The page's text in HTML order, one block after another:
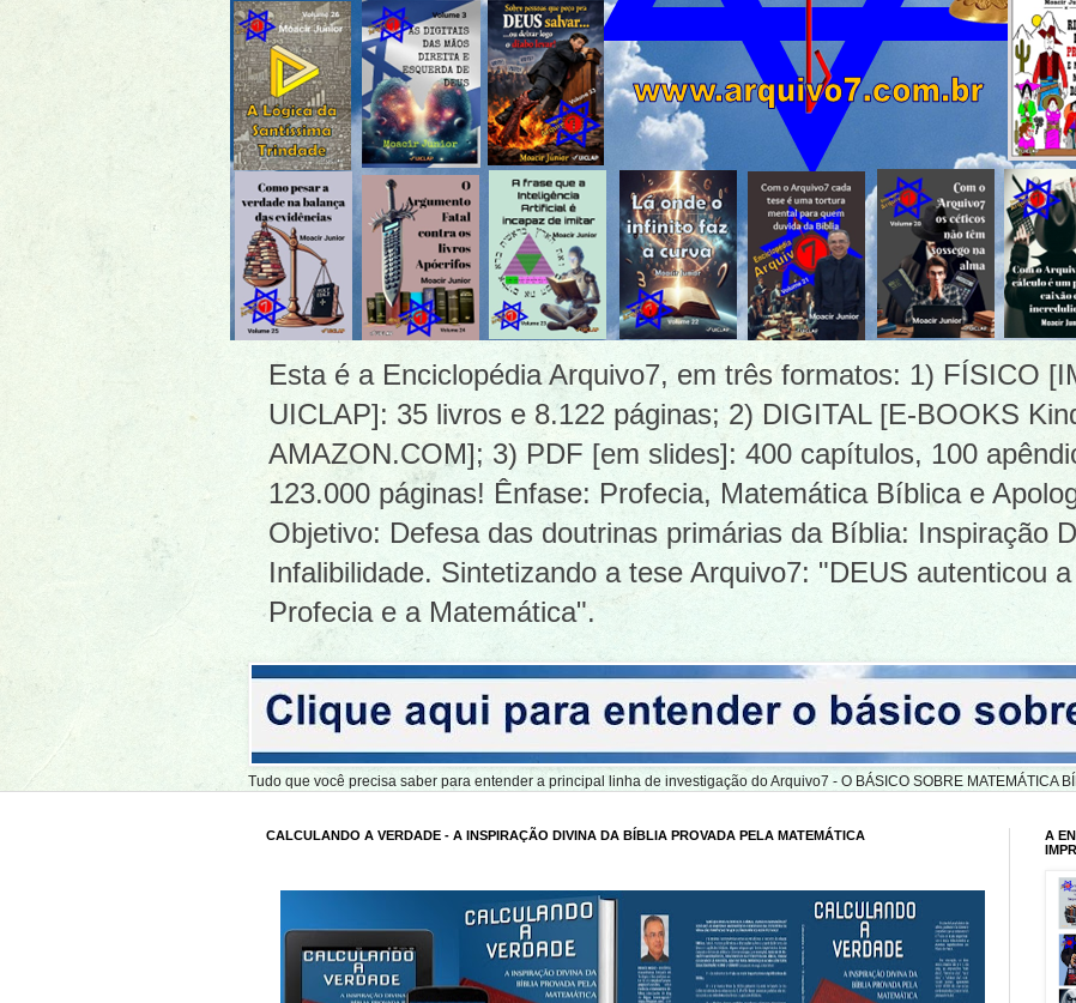
Esta é a Enciclopédia Arquivo7, em três formatos: 1) FÍSICO
UICLAP]: 35 livros e 8.122 páginas; 2) DIGITAL [E-BOOKS
AMAZON.COM]; 3) PDF [em slides]: 400 capítulos, 100
123.000 páginas! Ênfase: Profecia, Matemática Bíblica e
Objetivo: Defesa das doutrinas primárias da Bíblia: Inspiração
Infalibilidade. Sintetizando a tese Arquivo7: "DEUS autenticou
Profecia e a Matemática".
Tudo que você precisa saber para entender a principal linha de investigação do Arquivo7 - O BÁSICO SOBRE MATEMÁTICA
CALCULANDO A VERDADE - A INSPIRAÇÃO DIVINA DA BÍBLIA PROVADA PELA MATEMÁTICA
A